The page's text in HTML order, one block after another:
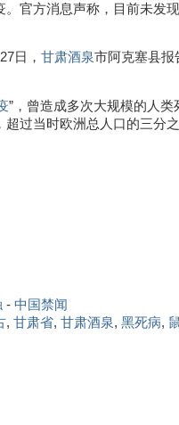
。官方消息声称，目前未发
日， 甘肃酒泉市阿克塞县报
”，曾造成多次大规模的人
过当时欧洲总人口的三分之
- 中国禁闻
, 甘肃省, 甘肃酒泉, 黑死病,